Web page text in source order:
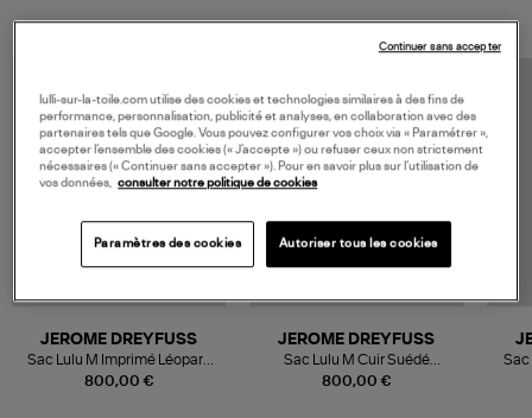
800,00 €
JEROME DREYFUSS
Sac Lulu M Imprimé Léopard
Kaki
800,00 €
JEROME DREYFUSS
Sac Lulu M Cuir Suédé
Imprimé Léopard Kaki
Sac
lulli-sur-la-toile.com utilise des cookies et technologies similaires à des fins de
performance, personnalisation, publicité et analyses, en collaboration avec des
partenaires tels que Google. Vous pouvez configurer vos choix via « Paramétrer »,
accepter l’ensemble des cookies (« J’accepte ») ou refuser ceux non strictement
nécessaires (« Continuer sans accepter »). Pour en savoir plus sur l’utilisation de
vos données, consulter notre politique de cookies
Paramètres des cookies Autoriser tous les cookies
Continuer sans accepter